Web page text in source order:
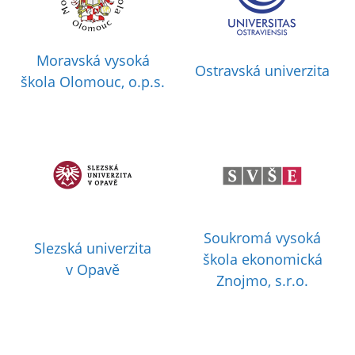
Moravská vysoká
škola Olomouc, o.p.s.
Ostravská univerzita
Slezská univerzita
v Opavě
Soukromá vysoká
škola ekonomická
Znojmo, s.r.o.